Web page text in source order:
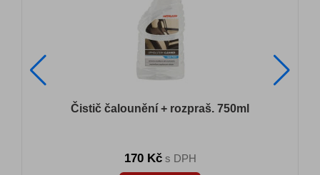
Čistič čalounění + rozpraš. 750ml
170 Kčs DPH